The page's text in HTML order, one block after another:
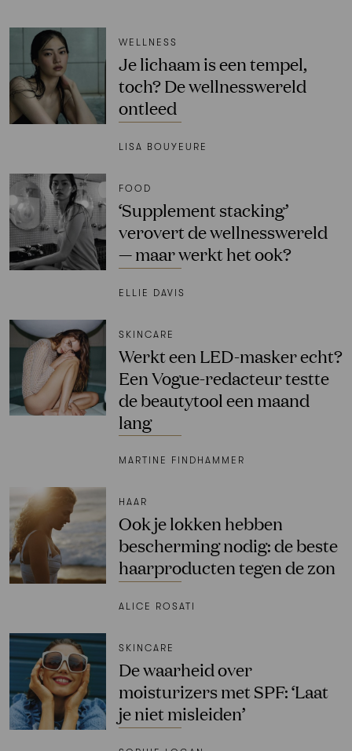
WELLNESS
Je lichaam is een tempel,
toch? De wellnesswereld
ontleed
LISA BOUYEURE
FOOD
‘Supplement stacking’
verovert de wellnesswereld
— maar werkt het ook?
ELLIE DAVIS
SKINCARE
Werkt een LED-masker echt?
Een Vogue-redacteur testte
de beautytool een maand
lang
MARTINE FINDHAMMER
HAAR
Ook je lokken hebben
bescherming nodig: de beste
haarproducten tegen de zon
ALICE ROSATI
SKINCARE
De waarheid over
moisturizers met SPF: ‘Laat
je niet misleiden’